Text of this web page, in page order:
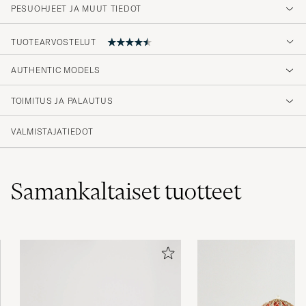
PESUOHJEET JA MUUT TIEDOT
TUOTEARVOSTELUT
4.7
(27)
(0)
Rask levering
OSTETTU OSOITTEESSA CAREOFCARL.NO
AUTHENTIC MODELS
TOIMITUS JA PALAUTUS
VALMISTAJATIEDOT
Samankaltaisettuotteet